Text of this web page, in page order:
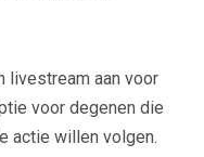
livestream aan voor
voor degenen die
actie willen volgen.